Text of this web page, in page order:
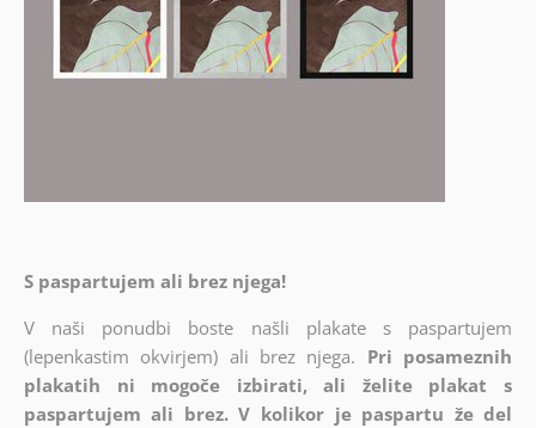
S paspartujem ali brez njega!
V naši ponudbi boste našli plakate s paspartujem
(lepenkastim okvirjem) ali brez njega. Pri posameznih
plakatih ni mogoče izbirati, ali želite plakat s
paspartujem ali brez. V kolikor je paspartu že del